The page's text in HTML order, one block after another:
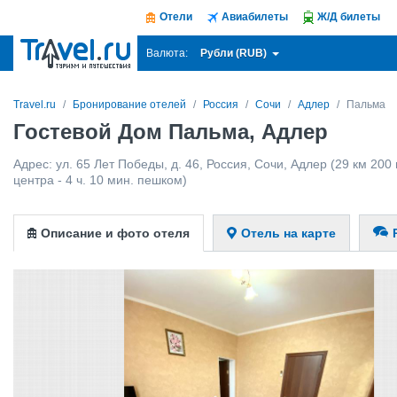
Отели Авиабилеты Ж/Д билеты
Валюта: Рубли (RUB)
Travel.ru Бронирование отелей Россия Сочи Адлер Пальма
Гостевой Дом Пальма, Адлер
Адрес: ул. 65 Лет Победы, д. 46 Россия Сочи Адлер (29 км 200
центра - 4 ч. 10 мин. пешком)
Описание и фото отеля Отель на карте